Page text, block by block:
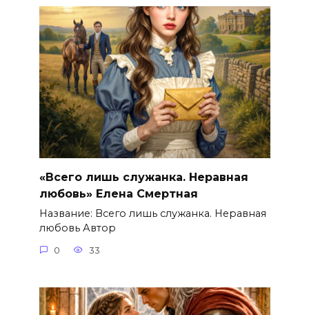
«Всего лишь служанка. Неравная
любовь» Елена Смертная
Название: Всего лишь служанка. Неравная
любовь Автор
0 33